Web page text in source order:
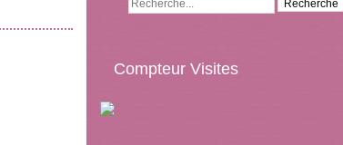
Compteur Visites